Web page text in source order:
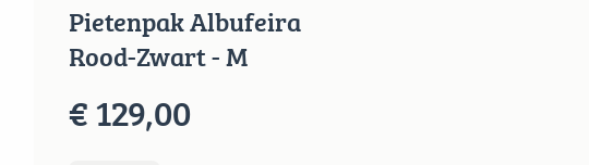
Pietenpak Albufeira
Rood-Zwart - M
€ 129,00